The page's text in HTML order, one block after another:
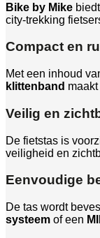
Bike by Mike
city-trekking
Compact en
Met een inhoud
klittenband
Veilig en
De fietstas is
veiligheid en
Eenvoudige
De tas wordt
systeem of een